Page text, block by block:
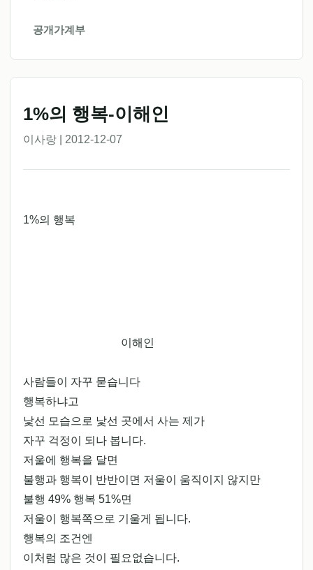
공개가계부
1%의 행복-이해인
이사랑 | 2012-12-07
1%의 행복
이해인
사람들이 자꾸 묻습니다
행복하냐고
낯선 모습으로 낯선 곳에서 사는 제가
자꾸 걱정이 되나 봅니다.
저울에 행복을 달면
불행과 행복이 반반이면 저울이 움직이지 않지만
불행 49% 행복 51%면
저울이 행복쪽으로 기울게 됩니다.
행복의 조건엔
이처럼 많은 것이 필요없습니다.